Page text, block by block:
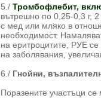
5./ Тромбофлебит,
вътрешно по 0,25-0,3 г,
с мед или мляко в
необходимост.
на еритроцитите, РУЕ
на заболявания,
6./ Гнойни,
Поразените участъци